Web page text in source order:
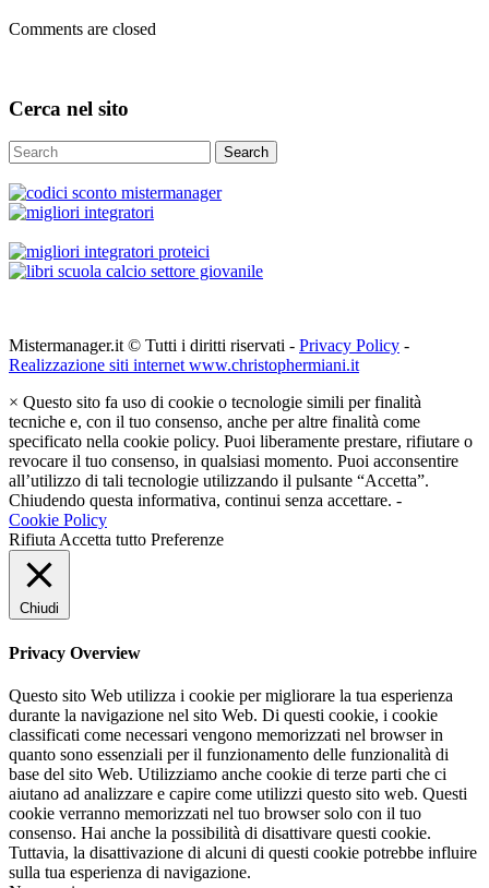
Comments are closed
Cerca nel sito
Search
Mistermanager.it © Tutti i diritti riservati - Privacy Policy -
Realizzazione siti internet www.christophermiani.it
× Questo sito fa uso di cookie o tecnologie simili per finalità
tecniche e, con il tuo consenso, anche per altre finalità come
specificato nella cookie policy. Puoi liberamente prestare, rifiutare o
revocare il tuo consenso, in qualsiasi momento. Puoi acconsentire
all’utilizzo di tali tecnologie utilizzando il pulsante “Accetta”.
Chiudendo questa informativa, continui senza accettare. -
Cookie Policy
Rifiuta Accetta tutto Preferenze
Chiudi
Privacy Overview
Questo sito Web utilizza i cookie per migliorare la tua esperienza
durante la navigazione nel sito Web. Di questi cookie, i cookie
classificati come necessari vengono memorizzati nel browser in
quanto sono essenziali per il funzionamento delle funzionalità di
base del sito Web. Utilizziamo anche cookie di terze parti che ci
aiutano ad analizzare e capire come utilizzi questo sito web. Questi
cookie verranno memorizzati nel tuo browser solo con il tuo
consenso. Hai anche la possibilità di disattivare questi cookie.
Tuttavia, la disattivazione di alcuni di questi cookie potrebbe influire
sulla tua esperienza di navigazione.